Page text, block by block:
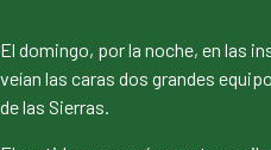
El domingo, por la noche, en las
veían las caras dos grandes
de las Sierras.